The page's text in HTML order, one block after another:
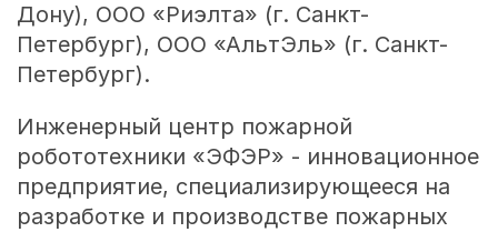
Дону), ООО «Риэлта» (г. Санкт-
Петербург), ООО «АльтЭль» (г. Санкт-
Петербург).
Инженерный центр пожарной
робототехники «ЭФЭР» - инновационное
предприятие, специализирующееся на
разработке и производстве пожарных